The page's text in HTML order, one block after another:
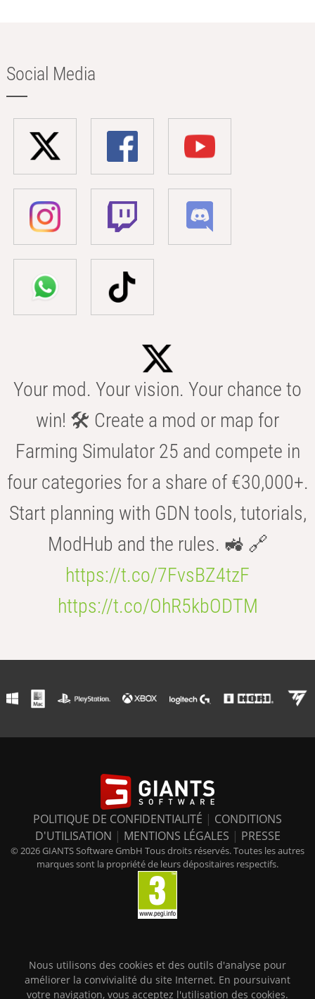
Social Media
Your mod. Your vision. Your chance to
win! 🛠️ Create a mod or map for
Farming Simulator 25 and compete in
four categories for a share of €30,000+.
Start planning with GDN tools, tutorials,
ModHub and the rules. 🚜 🔗
https://t.co/7FvsBZ4tzF
https://t.co/OhR5kbODTM
POLITIQUE DE CONFIDENTIALITÉ | CONDITIONS
D'UTILISATION | MENTIONS LÉGALES | PRESSE
© 2026 GIANTS Software GmbH Tous droits réservés. Toutes les autres
marques sont la propriété de leurs dépositaires respectifs.
Nous utilisons des cookies et des outils d'analyse pour
améliorer la convivialité du site Internet. En poursuivant
votre navigation, vous acceptez l'utilisation des cookies.